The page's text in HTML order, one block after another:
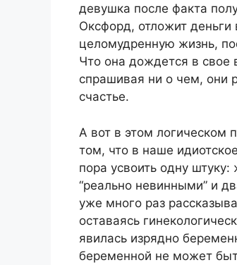
девушка после факта
Оксфорд, отложит деньги
целомудренную жизнь,
Что она дождется в свое
спрашивая ни о чем, они
счастье.
А вот в этом логическом
том, что в наше
пора усвоить одну
“реально невинными” и
уже много раз
оставаясь
явилась изрядно
беременной не может